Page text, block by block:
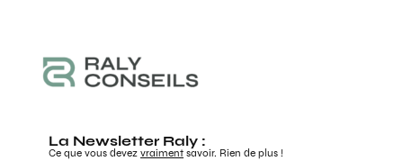
La Newsletter Raly :
Ce que vous devez vraiment savoir. Rien de plus !